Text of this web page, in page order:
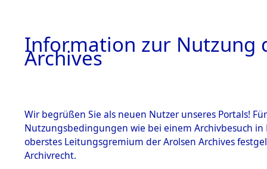
Information zur Nutzung
Archives
Wir begrüßen Sie als neuen Nutzer unseres Portals!
Nutzungsbedingungen wie bei einem Archivbesuch
oberstes Leitungsgremium der Arolsen Archives
Archivrecht.